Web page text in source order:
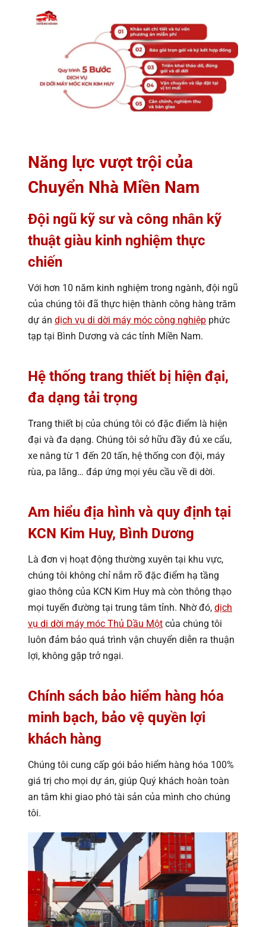
Năng lực vượt trội của
Chuyển Nhà Miền Nam
Đội ngũ kỹ sư và công nhân kỹ
thuật giàu kinh nghiệm thực
chiến
Với hơn 10 năm kinh nghiệm trong ngành, đội ngũ
của chúng tôi đã thực hiện thành công hàng trăm
dự án dịch vụ di dời máy móc công nghiệp phức
tạp tại Bình Dương và các tỉnh Miền Nam.
Hệ thống trang thiết bị hiện đại,
đa dạng tải trọng
Trang thiết bị của chúng tôi có đặc điểm là hiện
đại và đa dạng. Chúng tôi sở hữu đầy đủ xe cẩu,
xe nâng từ 1 đến 20 tấn, hệ thống con đội, máy
rùa, pa lăng… đáp ứng mọi yêu cầu về di dời.
Am hiểu địa hình và quy định tại
KCN Kim Huy, Bình Dương
Là đơn vị hoạt động thường xuyên tại khu vực,
chúng tôi không chỉ nắm rõ đặc điểm hạ tầng
giao thông của KCN Kim Huy mà còn thông thạo
mọi tuyến đường tại trung tâm tỉnh. Nhờ đó, dịch
vụ di dời máy móc Thủ Dầu Một của chúng tôi
luôn đảm bảo quá trình vận chuyển diễn ra thuận
lợi, không gặp trở ngại.
Chính sách bảo hiểm hàng hóa
minh bạch, bảo vệ quyền lợi
khách hàng
Chúng tôi cung cấp gói bảo hiểm hàng hóa 100%
giá trị cho mọi dự án, giúp Quý khách hoàn toàn
an tâm khi giao phó tài sản của mình cho chúng
tôi.